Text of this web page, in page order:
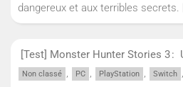
dangereux et aux terribles secrets.
[Test] Monster Hunter Stories 3 :
Non classé , PC , PlayStation , Switch ,